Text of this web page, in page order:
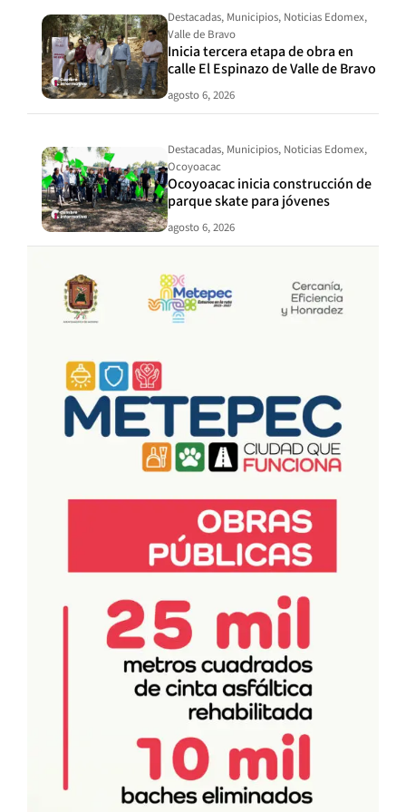
Destacadas, Municipios, Noticias Edomex,
Valle de Bravo
Inicia tercera etapa de obra en
calle El Espinazo de Valle de Bravo
agosto 6, 2026
Destacadas, Municipios, Noticias Edomex,
Ocoyoacac
Ocoyoacac inicia construcción de
parque skate para jóvenes
agosto 6, 2026